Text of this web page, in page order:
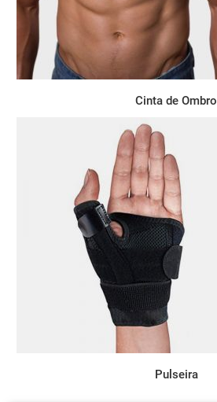
Cinta de Ombro
Pulseira